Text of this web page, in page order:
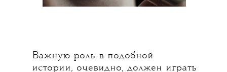
Важную роль в подобной
истории, очевидно, должен играть